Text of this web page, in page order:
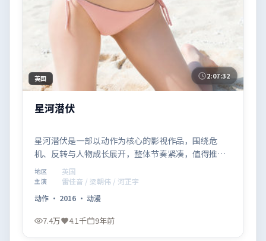
英国 2:07:32
星河潜伏
星河潜伏是一部以动作为核心的影视作品，围绕危
机、反转与人物成长展开，整体节奏紧凑，值得推荐
观看。
地区 英国
主演
雷佳音 / 梁朝伟 / 河正宇
动作 · 2016 · 动漫
7.4万 4.1千 9年前